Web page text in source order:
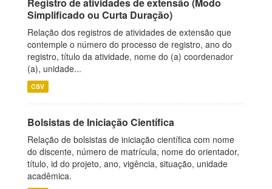
Simplificado ou Curta Duração)
Relação dos registros de atividades de extensão que
contemple o número do processo de registro, ano do
registro, título da atividade, nome do (a) coordenador
(a), unidade...
CSV
Bolsistas de Iniciação Científica
Relação de bolsistas de iniciação científica com nome
do discente, número de matrícula, nome do orientador,
título, id do projeto, ano, vigência, situação, unidade
acadêmica.